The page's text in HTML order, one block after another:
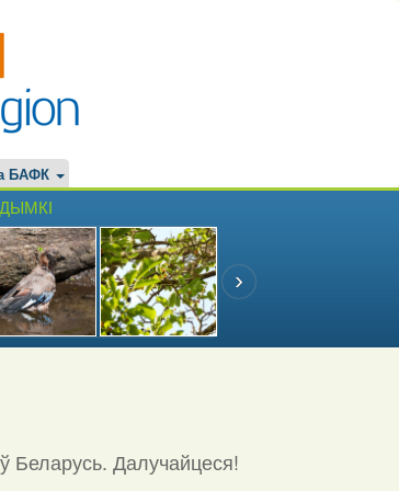
БАФК
Беларусь. Далучайцеся!